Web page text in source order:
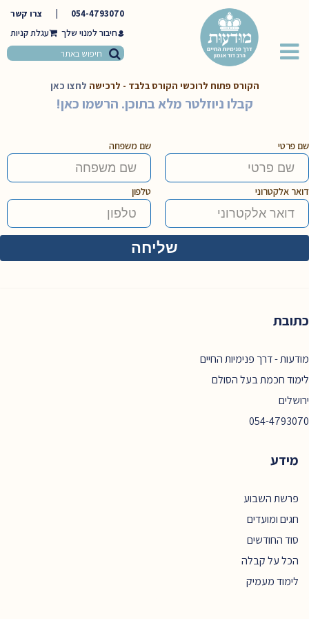
054-4793070
צרו קשר
חיבור למנוי שלך
הקורס פתוח לרוכשי הקורס בלבד - לרכישה לחצו כאן
קבלו ניוזלטר מלא בתוכן. הרשמו כאן!
שם פרטי שם משפחה
דואר אלקטרוני טלפון
כתובת
מודעות - דרך פנימיות החיים
לימוד חכמת בעל הסולם
ירושלים
054-4793070
מידע
פרשת השבוע
חגים ומועדים
סוד החודשים
הכל על קבלה
לימוד מעמיק